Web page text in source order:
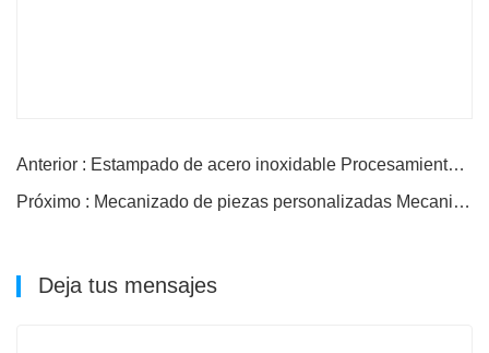
Anterior : Estampado de acero inoxidable Procesamiento profesional
Próximo : Mecanizado de piezas personalizadas Mecanizado automático de piezas CNC
Deja tus mensajes